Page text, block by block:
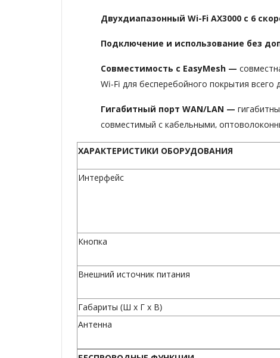
Двухдиапазонный Wi-Fi AX3000 с 6
Подключение и использование без
Совместимость с EasyMesh —
Wi-Fi для бесперебойного покрытия всего
Гигабитный порт WAN/LAN —
совместимый с кабельными,
ХАРАКТЕРИСТИКИ ОБОРУДОВАНИЯ
Интерфейс
Кнопка
Внешний источник питания
Габариты (Ш x Г x В)
Антенна